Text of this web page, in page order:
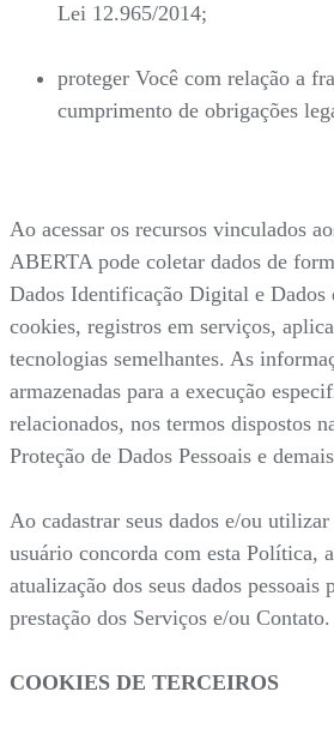
Lei 12.965/2014;
proteger Você com relação a
cumprimento de obrigações
Ao acessar os recursos vinculados
ABERTA pode coletar dados de
Dados Identificação Digital e Dados
cookies, registros em serviços,
tecnologias semelhantes. As
armazenadas para a execução
relacionados, nos termos dispostos
Proteção de Dados Pessoais e
Ao cadastrar seus dados e/ou
usuário concorda com esta Política,
atualização dos seus dados pessoais
prestação dos Serviços e/ou Contato.
COOKIES DE TERCEIROS